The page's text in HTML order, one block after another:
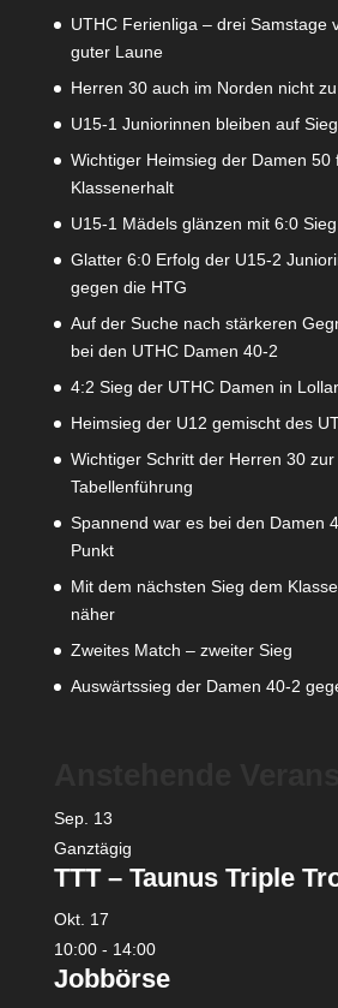
UTHC Ferienliga – drei Samstage
guter Laune
Herren 30 auch im Norden nicht
U15-1 Juniorinnen bleiben auf
Wichtiger Heimsieg der Damen 50
Klassenerhalt
U15-1 Mädels glänzen mit 6:0
Glatter 6:0 Erfolg der U15-2
gegen die HTG
Auf der Suche nach stärkeren
bei den UTHC Damen 40-2
4:2 Sieg der UTHC Damen in Lollar
Heimsieg der U12 gemischt des
Wichtiger Schritt der Herren 30
Tabellenführung
Spannend war es bei den Damen
Punkt
Mit dem nächsten Sieg dem
näher
Zweites Match – zweiter Sieg
Auswärtssieg der Damen 40-2
Sep. 13
Ganztägig
TTT – Taunus Triple
Okt. 17
10:00- 14:00
Jobbörse